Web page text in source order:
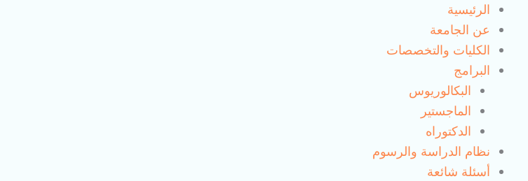
تخطي
المحتوى
الرئيسية
عن الجامعة
الكليات والتخصصات
البرامج
البكالوريوس
الماجستير
الدكتوراه
نظام الدراسة والرسوم
أسئلة شائعة